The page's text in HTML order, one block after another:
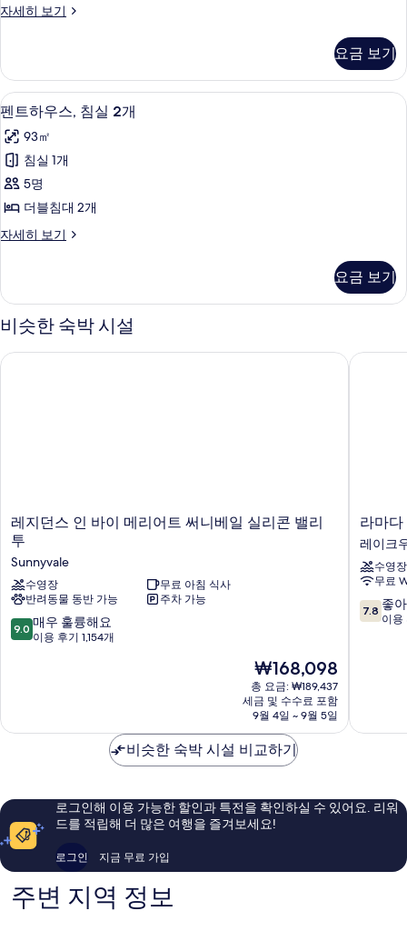
드
Roll-
In
Shower)
사
진
모
두
보
파
Accessible,
Roll-
In
Shower)
자
세
히
기
이
침
대
1
개
및
소
파
베
진
모
두
자세히 보기
스
퀸
사
이
침
대
개
및
파
세
히
기
요금 보기
펜
트
하
우
스,
실
개
진
모
펜트하우스, 침실 2개 | 전용 주방 | 커
9
펜트하우스, 침실 2개
93㎡
침실 1개
5명
더블침대 2개
자세히 보기
펜
스,
침
실
개
요금 보기
비슷한 숙박 시설
레
지
던
스
인
바
이
메
베
콘
리
투
Sunnyvale
레지던스 인 바이 메리어트 써니베일 실리콘 밸리
투
Sunnyvale
수영장
무료 아침 식사
반려동물 동반 가능
주차 가능
10
점
매
해
이
용
1,154
9.0 매우 훌륭해요
이용 후기 1,154개
현
재
요
금
₩168,098
₩168,098
총 요금: ₩189,437
세금 및 수수료 포함
9월 4일 ~ 9월 5일
레지던스 인 바이 메리어트 써니베일 실리콘 밸리 투
라
마
다
바
이
윈
덤
콘
이
크
라마
레이크
수영장
무료
10
점
아
후
기
7.8 좋
이용
라마다
비슷한 숙박 시설 비교하기
로그인해 이용 가능한 할인과 특전을 확인하실 수 있어요. 리워
드를 적립해 더 많은 여행을 즐겨보세요!
로그인 지금 무료 가입
주변 지역 정보